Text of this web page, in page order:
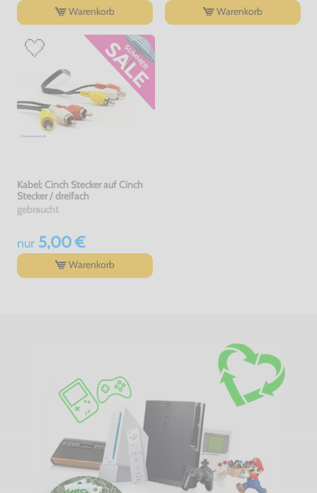
Warenkorb Warenkorb
Kabel: Cinch Stecker auf Cinch
Stecker / dreifach
gebraucht
nur5,00 €
Warenkorb